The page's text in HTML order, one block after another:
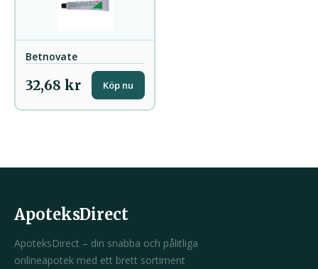
Betnovate
32,68 kr Köp nu
ApoteksDirect
ApoteksDirect – din snabba och pålitliga
onlineapotek med ett brett sortiment